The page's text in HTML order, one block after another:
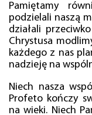
Pamiętamy
podzielali naszą
działali
Chrystusa
każdego z nas
nadzieję na
Niech nasza
Profeto kończy
na wieki. Niech